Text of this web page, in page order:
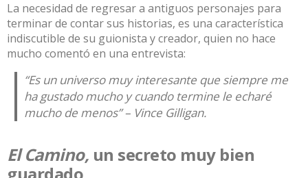
La necesidad de regresar a antiguos personajes para
terminar de contar sus historias, es una característica
indiscutible de su guionista y creador, quien no hace
mucho comentó en una entrevista:
“Es un universo muy interesante que siempre me
ha gustado mucho y cuando termine le echaré
mucho de menos” – Vince Gilligan.
El Camino, un secreto muy bien